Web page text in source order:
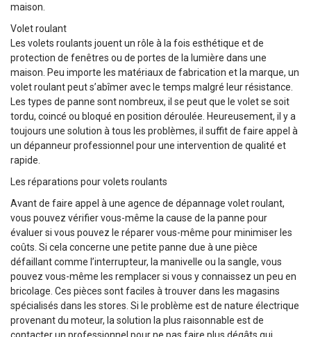
maison.
Volet roulant
Les volets roulants jouent un rôle à la fois esthétique et de
protection de fenêtres ou de portes de la lumière dans une
maison. Peu importe les matériaux de fabrication et la marque, un
volet roulant peut s’abîmer avec le temps malgré leur résistance.
Les types de panne sont nombreux, il se peut que le volet se soit
tordu, coincé ou bloqué en position déroulée. Heureusement, il y a
toujours une solution à tous les problèmes, il suffit de faire appel à
un dépanneur professionnel pour une intervention de qualité et
rapide.
Les réparations pour volets roulants
Avant de faire appel à une agence de dépannage volet roulant,
vous pouvez vérifier vous-même la cause de la panne pour
évaluer si vous pouvez le réparer vous-même pour minimiser les
coûts. Si cela concerne une petite panne due à une pièce
défaillant comme l’interrupteur, la manivelle ou la sangle, vous
pouvez vous-même les remplacer si vous y connaissez un peu en
bricolage. Ces pièces sont faciles à trouver dans les magasins
spécialisés dans les stores. Si le problème est de nature électrique
provenant du moteur, la solution la plus raisonnable est de
contacter un professionnel pour ne pas faire plus dégâts qui